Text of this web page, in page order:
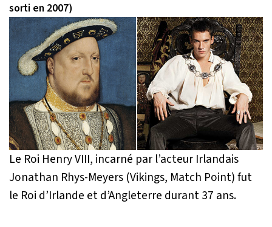
sorti en 2007)
Le Roi Henry VIII, incarné par l’acteur Irlandais
Jonathan Rhys-Meyers (Vikings, Match Point) fut
le Roi d’Irlande et d’Angleterre durant 37 ans.